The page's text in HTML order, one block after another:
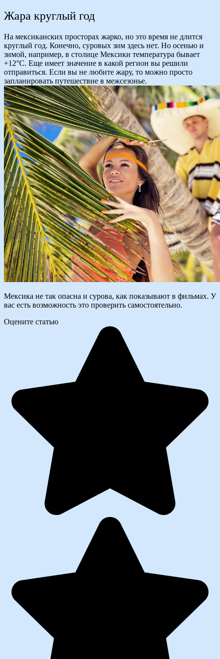
Жара круглый год
На мексиканских просторах жарко, но это время не длится
круглый год. Конечно, суровых зим здесь нет. Но осенью и
зимой, например, в столице Мексики температура бывает
+12°С. Еще имеет значение в какой регион вы решили
отправиться. Если вы не любите жару, то можно просто
запланировать путешествие в межсезонье.
Мексика не так опасна и сурова, как показывают в фильмах. У
вас есть возможность это проверить самостоятельно.
Оцените статью